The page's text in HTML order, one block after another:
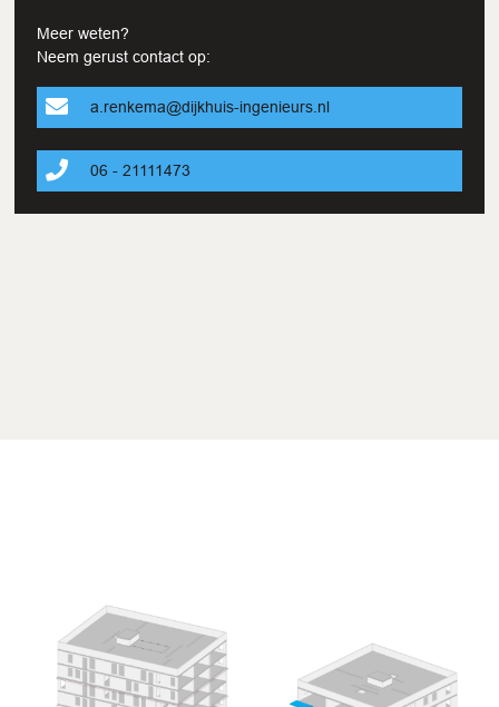
Meer weten?
Neem gerust contact op:
a.renkema@dijkhuis-ingenieurs.nl
06 - 21111473